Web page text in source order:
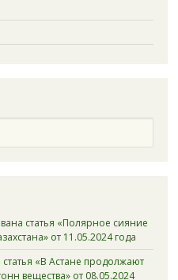
статья «Полярное сияние
от 11.05.2024 года
«В Астане продолжают
вещества» от 08.05.2024